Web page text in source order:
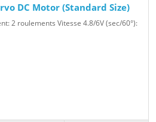
DC Motor (Standard Size)
2 roulements Vitesse 4.8/6V (sec/60°):